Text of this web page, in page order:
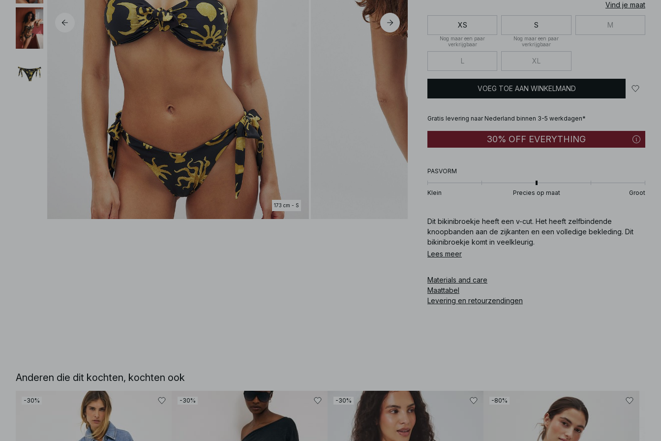
173 cm - S
Vind je maat
XS
Nog maar een paar
verkrijgbaar
S
Nog maar een paar
verkrijgbaar
M
L XL
VOEG TOE AAN WINKELMAND
Gratis levering naar Nederland binnen 3-5 werkdagen*
30% OFF EVERYTHING
PASVORM
Klein Precies op maat Groot
Dit bikinibroekje heeft een v-cut. Het heeft zelfbindende
knoopbanden aan de zijkanten en een volledige bekleding. Dit
bikinibroekje komt in veelkleurig.
Lees meer
Materials and care
Maattabel
Levering en retourzendingen
Anderen die dit kochten, kochten ook
-30% -30% -30% -80%